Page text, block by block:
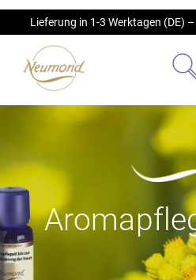
Skip
content
Lieferung in 1-3 Werktagen (DE)